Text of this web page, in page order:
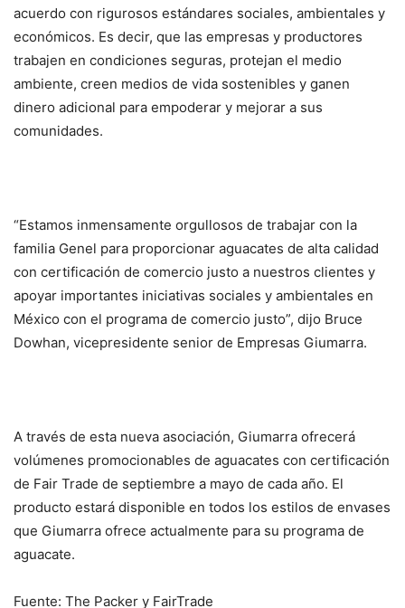
acuerdo con rigurosos estándares sociales, ambientales y
económicos. Es decir, que las empresas y productores
trabajen en condiciones seguras, protejan el medio
ambiente, creen medios de vida sostenibles y ganen
dinero adicional para empoderar y mejorar a sus
comunidades.
“Estamos inmensamente orgullosos de trabajar con la
familia Genel para proporcionar aguacates de alta calidad
con certificación de comercio justo a nuestros clientes y
apoyar importantes iniciativas sociales y ambientales en
México con el programa de comercio justo”, dijo Bruce
Dowhan, vicepresidente senior de Empresas Giumarra.
A través de esta nueva asociación, Giumarra ofrecerá
volúmenes promocionables de aguacates con certificación
de Fair Trade de septiembre a mayo de cada año. El
producto estará disponible en todos los estilos de envases
que Giumarra ofrece actualmente para su programa de
aguacate.
Fuente: The Packer y FairTrade